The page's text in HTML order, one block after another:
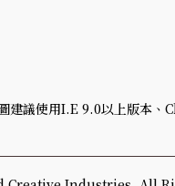
建議使用I.E 9.0以上版本